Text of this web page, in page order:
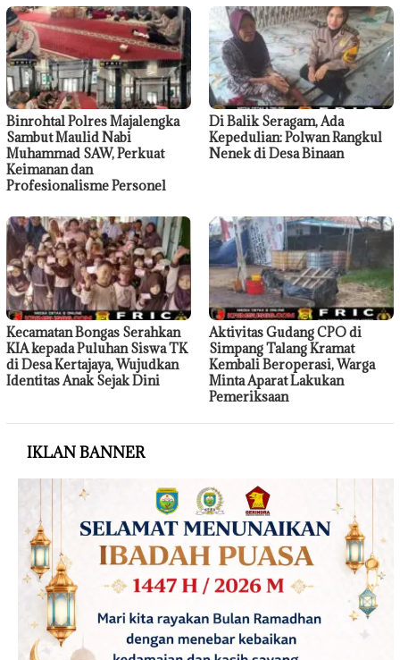
Binrohtal Polres Majalengka
Sambut Maulid Nabi
Muhammad SAW, Perkuat
Keimanan dan
Profesionalisme Personel
Di Balik Seragam, Ada
Kepedulian: Polwan Rangkul
Nenek di Desa Binaan
Kecamatan Bongas Serahkan
KIA kepada Puluhan Siswa TK
di Desa Kertajaya, Wujudkan
Identitas Anak Sejak Dini
Aktivitas Gudang CPO di
Simpang Talang Kramat
Kembali Beroperasi, Warga
Minta Aparat Lakukan
Pemeriksaan
IKLAN BANNER